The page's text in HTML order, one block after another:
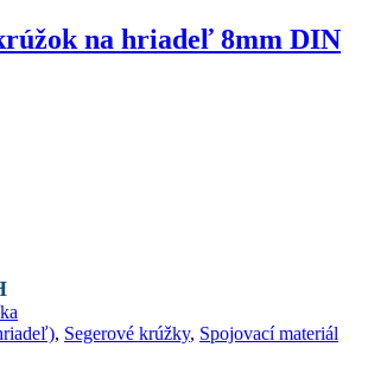
na hriadeľ 8mm DIN
, Segerové krúžky, Spojovací materiál